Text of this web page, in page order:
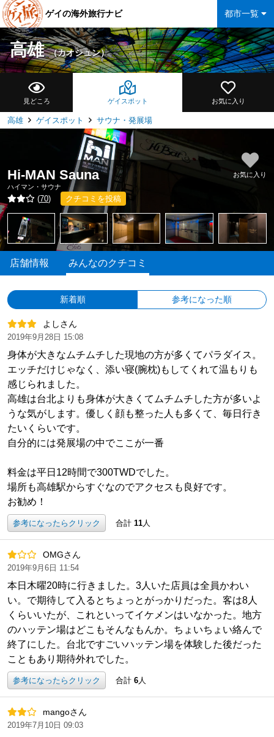
都市一覧
ゲイの海外旅行ナビ
高雄（カオシュン）
見どころ ゲイスポット お気に入り
高雄 ゲイスポット サウナ・発展場
Hi-MAN Sauna
ハイマン・サウナ
(70) クチコミを投稿
お気に入り
店舗情報 みんなのクチコミ
新着順 参考になった順
よしさん
2019年9月28日 15:08
身体が大きなムチムチした現地の方が多くてパラダイス。
エッチだけじゃなく、添い寝(腕枕)もしてくれて温もりも
感じられました。
高雄は台北よりも身体が大きくてムチムチした方が多いよ
うな気がします。優しく顔も整った人も多くて、毎日行き
たいくらいです。
自分的には発展場の中でここが一番
料金は平日12時間で300TWDでした。
場所も高雄駅からすぐなのでアクセスも良好です。
お勧め！
参考になったらクリック 合計 11人
OMGさん
2019年9月6日 11:54
本日木曜20時に行きました。3人いた店員は全員かわい
い。で期待して入るとちょっとがっかりだった。客は8人
くらいいたが、これといってイケメンはいなかった。地方
のハッテン場はどこもそんなもんか。ちょいちょい絡んで
終了にした。台北ですごいハッテン場を体験した後だった
こともあり期待外れでした。
参考になったらクリック 合計 6人
mangoさん
2019年7月10日 09:03